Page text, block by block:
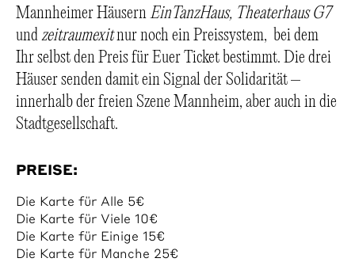
Mannheimer Häusern EinTanzHaus, Theaterhaus G7
und zeitraumexitnur noch ein Preissystem, bei dem
Ihr selbst den Preis für Euer Ticket bestimmt. Die drei
Häuser senden damit ein Signal der Solidarität –
innerhalb der freien Szene Mannheim, aber auch in die
Stadtgesellschaft.
PREISE:
Die Karte für Alle 5€
Die Karte für Viele 10€
Die Karte für Einige 15€
Die Karte für Manche 25€